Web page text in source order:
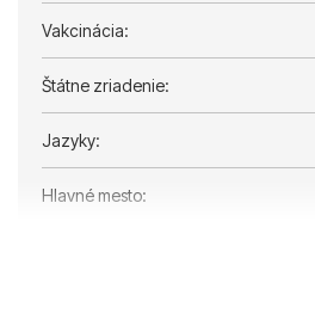
Vakcinácia:
Štátne zriadenie:
Jazyky:
Hlavné mesto: